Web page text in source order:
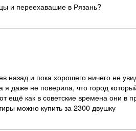
и переехавашие в Рязань?
и пока хорошего ничего не
даже не поверила, что город
ещё как в советские времена они
можно купить за 2300 двушку